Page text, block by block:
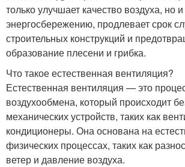
только улучшает качество воздуха, но
энергосбережению, продлевает срок
строительных конструкций и
образование плесени и грибка.
Что такое естественная вентиляция?
Естественная вентиляция — это
воздухообмена, который происходит
механических устройств, таких как
кондиционеры. Она основана на
физических процессах, таких как
ветер и давление воздуха.